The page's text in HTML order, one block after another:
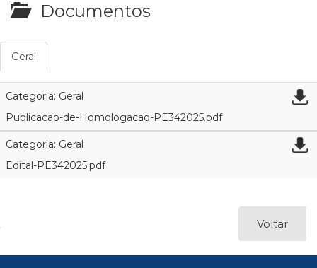
Documentos
Geral
Categoria: Geral
Publicacao-de-Homologacao-PE342025.pdf
Categoria: Geral
Edital-PE342025.pdf
Voltar